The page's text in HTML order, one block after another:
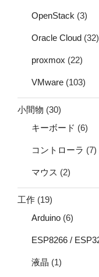
OpenStack (3)
Oracle Cloud (32)
proxmox (22)
VMware (103)
小間物 (30)
キーボード (6)
コントローラ (7)
マウス (2)
工作 (19)
Arduino (6)
ESP8266 /
液晶 (1)